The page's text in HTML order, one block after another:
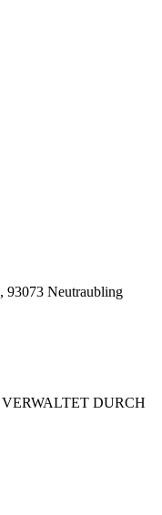
93073 Neutraubling
DURCH